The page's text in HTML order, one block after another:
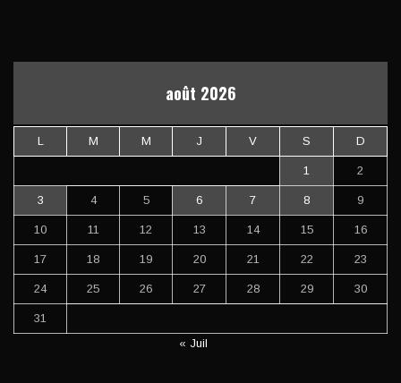
août 2026
L M M J V S D
1 2
3 4 5 6 7 8 9
10 11 12 13 14 15 16
17 18 19 20 21 22 23
24 25 26 27 28 29 30
31
« Juil